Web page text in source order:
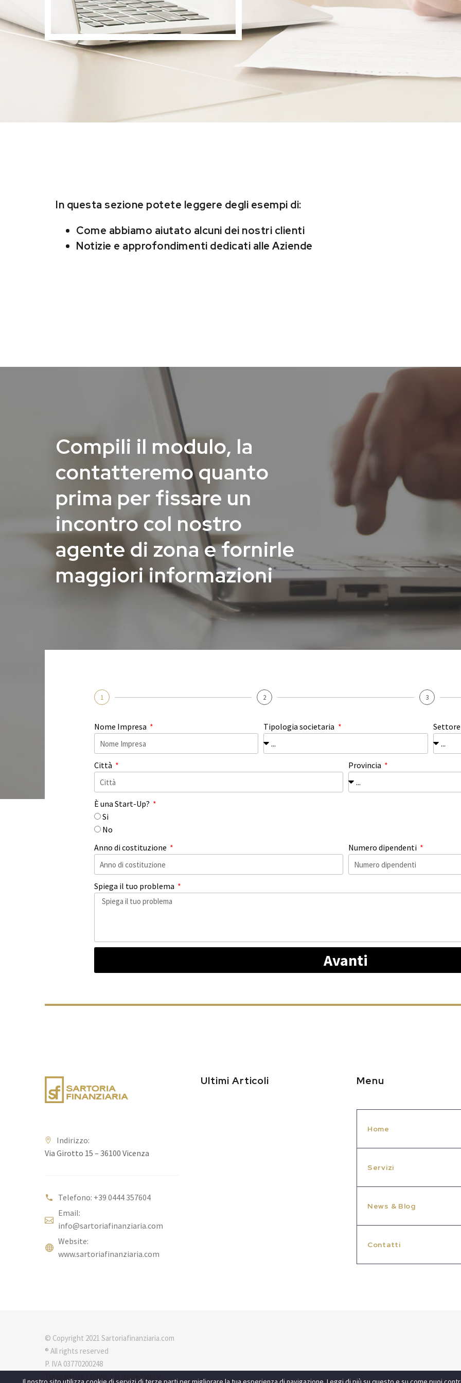
In questa sezione potete leggere degli esempi di:
Come abbiamo aiutato alcuni dei nostri clienti
Notizie e approfondimenti dedicati alle Aziende
Compili il modulo, la
contatteremo quanto
prima per fissare un
incontro col nostro
agente di zona e fornirle
maggiori informazioni
1 2 3
Nome Impresa Tipologia societaria
Città Provincia
È una Start-Up?
Si
No
Anno di costituzione
Numero dipendenti
Spiega il tuo problema
Avanti
Indirizzo:
Via Girotto 15 – 36100 Vicenza
Telefono: +39 0444 357604
Email:
info@sartoriafinanziaria.com
Website:
www.sartoriafinanziaria.com
Ultimi Articoli Menu
Home
Servizi
News & Blog
Contatti
© Copyright 2021 Sartoriafinanziaria.com
® All rights reserved
P. IVA 03770200248
Trasparenza
Privacy| Cookie Policy